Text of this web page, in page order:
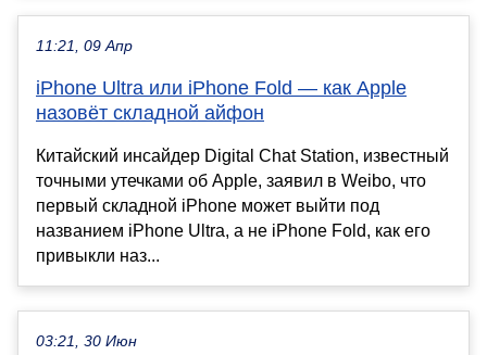
11:21, 09 Апр
iPhone Ultra или iPhone Fold — как Apple
назовёт складной айфон
Китайский инсайдер Digital Chat Station, известный
точными утечками об Apple, заявил в Weibo, что
первый складной iPhone может выйти под
названием iPhone Ultra, а не iPhone Fold, как его
привыкли наз...
03:21, 30 Июн